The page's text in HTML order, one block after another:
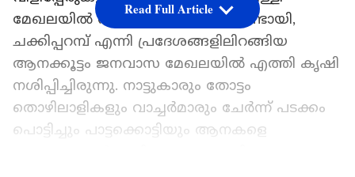
മേഖലയില്‍ നാട്ടുകാര്‍ കണ്ടത്. കുണ്ടായി,
ചക്കിപ്പറമ്പ് എന്നി പ്രദേശങ്ങളിലിറങ്ങിയ
ആനക്കൂട്ടം ജനവാസ മേഖലയില്‍ എത്തി കൃഷി
നശിപ്പിച്ചിരുന്നു. നാട്ടുകാരും തോട്ടം
തൊഴിലാളികളും വാച്ചര്‍മാരും ചേര്‍ന്ന് പടക്കം
പൊട്ടിച്ചും പാട്ടക്കൊട്ടിയും ആനകളെ
Read Full Article